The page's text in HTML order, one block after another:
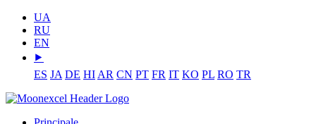
UA
RU
EN
⯈
ES JA DE HI AR CN PT FR IT KO PL RO TR